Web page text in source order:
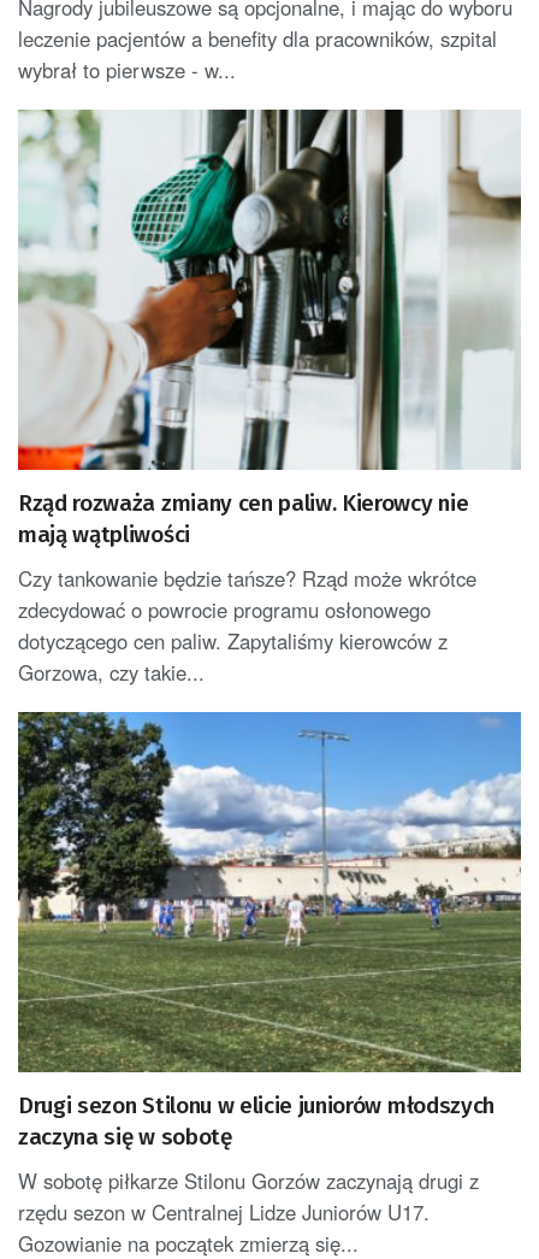
Nagrody jubileuszowe są opcjonalne, i mając do wyboru
leczenie pacjentów a benefity dla pracowników, szpital
wybrał to pierwsze - w...
Rząd rozważa zmiany cen paliw. Kierowcy nie
mają wątpliwości
Czy tankowanie będzie tańsze? Rząd może wkrótce
zdecydować o powrocie programu osłonowego
dotyczącego cen paliw. Zapytaliśmy kierowców z
Gorzowa, czy takie...
Drugi sezon Stilonu w elicie juniorów młodszych
zaczyna się w sobotę
W sobotę piłkarze Stilonu Gorzów zaczynają drugi z
rzędu sezon w Centralnej Lidze Juniorów U17.
Gozowianie na początek zmierzą się...